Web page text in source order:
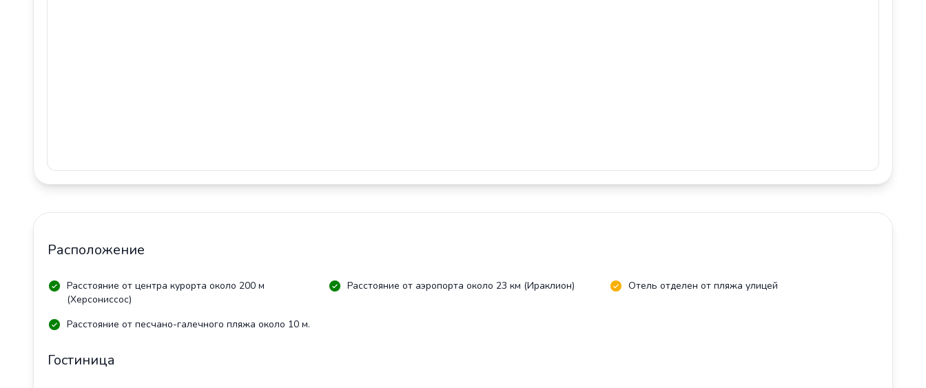
Расположение
Расстояние от центра курорта около 200 м
(Херсониссос)
Расстояние от аэропорта около 23 км (Ираклион) Отель отделен от пляжа улицей
Расстояние от песчано-галечного пляжа около 10 м.
Гостиница